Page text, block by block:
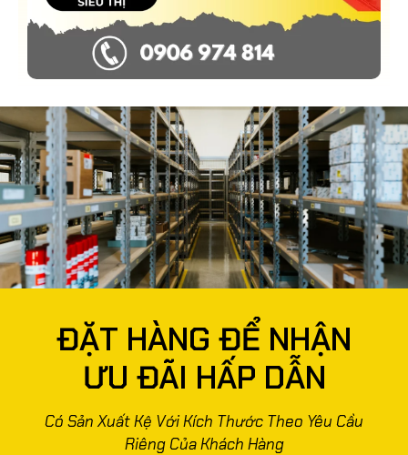
ĐẶT HÀNG ĐỂ NHẬN
ƯU ĐÃI HẤP DẪN
Có Sản Xuất Kệ Với Kích Thước Theo Yêu Cầu
Riêng Của Khách Hàng